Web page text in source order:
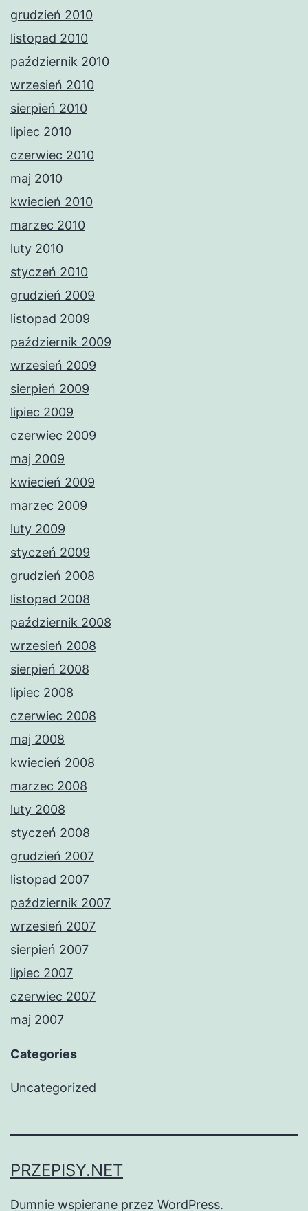
grudzień 2010
listopad 2010
październik 2010
wrzesień 2010
sierpień 2010
lipiec 2010
czerwiec 2010
maj 2010
kwiecień 2010
marzec 2010
luty 2010
styczeń 2010
grudzień 2009
listopad 2009
październik 2009
wrzesień 2009
sierpień 2009
lipiec 2009
czerwiec 2009
maj 2009
kwiecień 2009
marzec 2009
luty 2009
styczeń 2009
grudzień 2008
listopad 2008
październik 2008
wrzesień 2008
sierpień 2008
lipiec 2008
czerwiec 2008
maj 2008
kwiecień 2008
marzec 2008
luty 2008
styczeń 2008
grudzień 2007
listopad 2007
październik 2007
wrzesień 2007
sierpień 2007
lipiec 2007
czerwiec 2007
maj 2007
Categories
Uncategorized
PRZEPISY.NET
Dumnie wspierane przez WordPress.